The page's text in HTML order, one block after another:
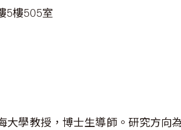
5樓505室
大學教授，博士生導師。研究方